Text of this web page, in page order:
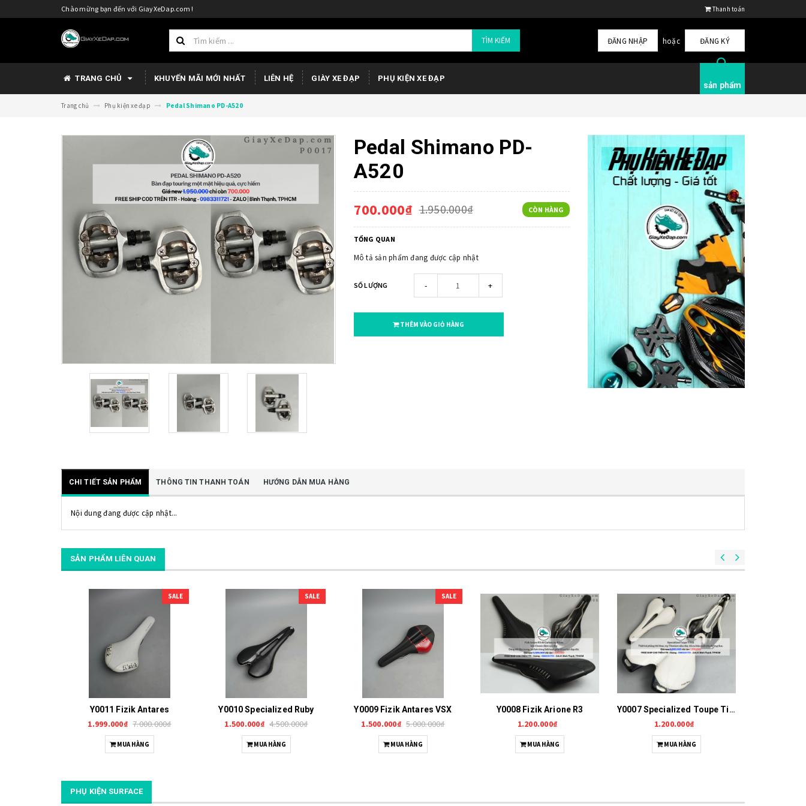
Chào mừng bạn đến với GiayXeDap.com ! Thanh toán
TÌM KIẾM ĐĂNG NHẬP hoặc ĐĂNG KÝ
TRANG CHỦ KHUYẾN MÃI MỚI NHẤT LIÊN HỆ GIÀY XE ĐẠP PHỤ KIỆN XE ĐẠP
sản phẩm
Trang chủ Phụ kiện xe đạp Pedal Shimano PD-A520
Pedal Shimano PD-
A520
700.000₫ 1.950.000₫ CÒN HÀNG
TỔNG QUAN
Mô tả sản phẩm đang được cập nhật
SỐ LƯỢNG - +
THÊM VÀO GIỎ HÀNG
CHI TIẾT SẢN PHẨM THÔNG TIN THANH TOÁN HƯỚNG DẪN MUA HÀNG
Nội dung đang được cập nhật...
SẢN PHẨM LIÊN QUAN
SALE
Y0011 Fizik Antares
1.999.000₫ 7.000.000₫
MUA HÀNG
SALE
Y0010 Specialized Ruby
1.500.000₫ 4.500.000₫
MUA HÀNG
SALE
Y0009 Fizik Antares VSX
1.500.000₫ 5.000.000₫
MUA HÀNG
Y0008 Fizik Arione R3
1.200.000₫
MUA HÀNG
Y0007 Specialized Toupe Ti143
1.200.000₫
MUA HÀNG
PHỤ KIỆN SURFACE